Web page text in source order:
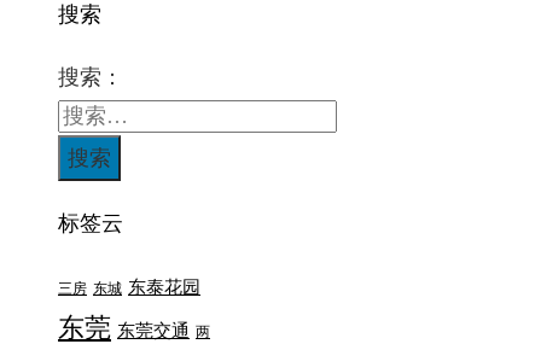
搜索
搜索：
标签云
三房 东城 东泰花园
东莞 东莞交通 两